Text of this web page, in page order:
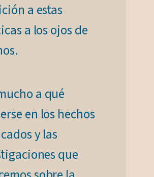
a estas
a los ojos de
a qué
en los hechos
y las
que